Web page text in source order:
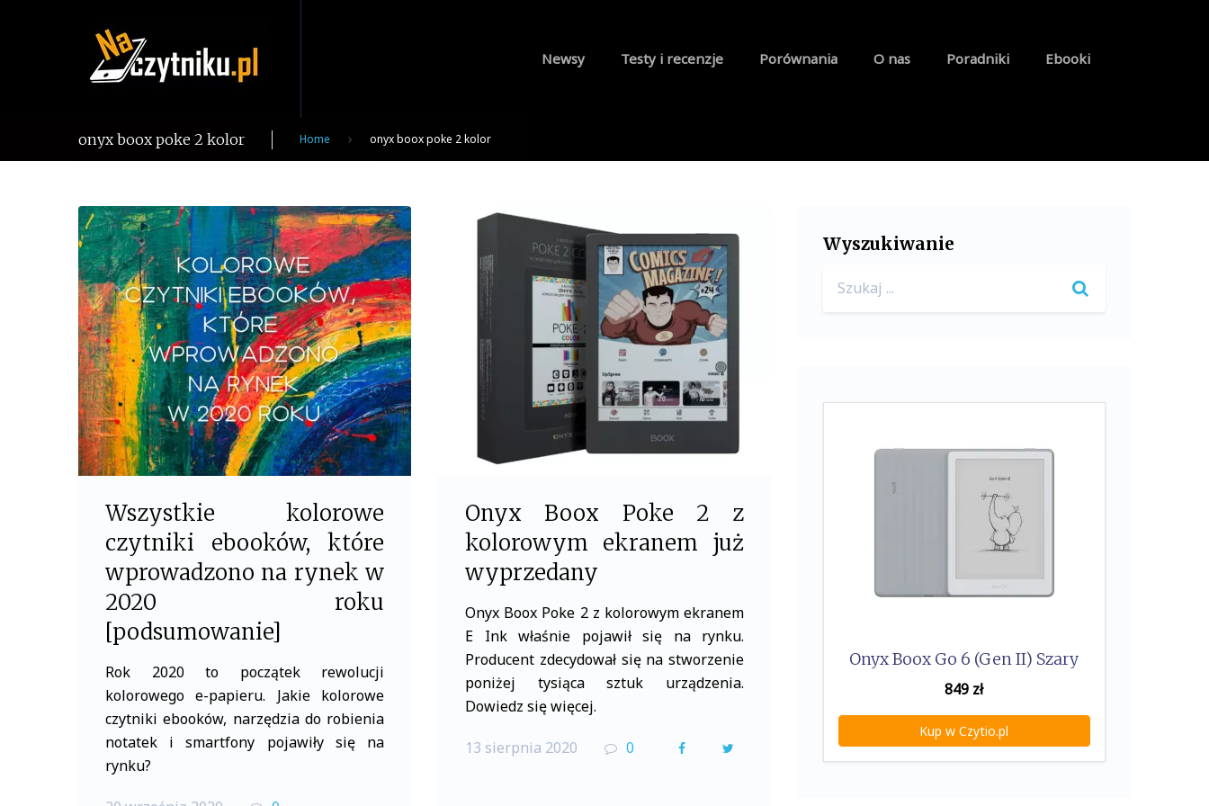
Newsy Testy i recenzje Porównania O nas Poradniki Ebooki
onyx boox poke 2 kolor Home onyx boox poke 2 kolor
Tag:
onyx
boox
poke
2
kolor
Wszystkie kolorowe
czytniki ebooków, które
wprowadzono na rynek w
2020 roku
[podsumowanie]
Rok 2020 to początek rewolucji
kolorowego e-papieru. Jakie kolorowe
czytniki ebooków, narzędzia do robienia
notatek i smartfony pojawiły się na
rynku?
Onyx Boox Poke 2 z
kolorowym ekranem już
wyprzedany
Onyx Boox Poke 2 z kolorowym ekranem
E Ink właśnie pojawił się na rynku.
Producent zdecydował się na stworzenie
poniżej tysiąca sztuk urządzenia.
Dowiedz się więcej.
13 sierpnia 2020 0
F
Wyszukiwanie
for:
Onyx Boox Go 6 (Gen II) Szary
849 zł
Kup w Czytio.pl